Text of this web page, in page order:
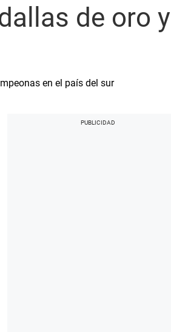
de oro y
en el país del sur